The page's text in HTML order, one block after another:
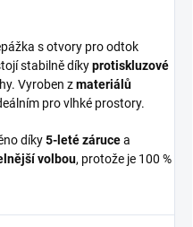
s otvory pro odtok
stabilně díkyprotiskluzové
Vyroben zmateriálů
pro vlhké prostory.
díky5-leté zárucea
volbou, protože je 100 %